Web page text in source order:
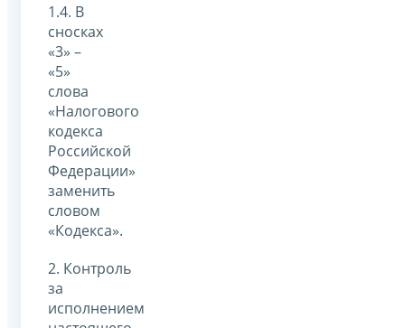
1.4. В
сносках
«3» –
«5»
слова
«Налогового
кодекса
Российской
Федерации»
заменить
словом
«Кодекса».
2. Контроль
за
исполнением